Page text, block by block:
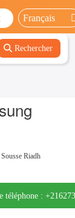
Rechercher
Sousse Riadh
téléphone :